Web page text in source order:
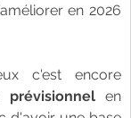
en 2026
c'est encore
prévisionnel en